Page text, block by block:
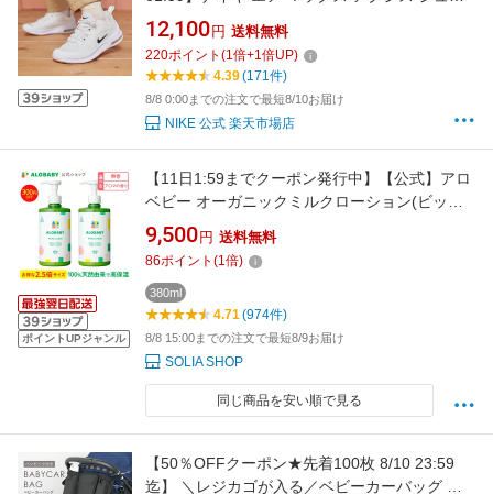
アシューズ NIKE キッズ 子ども エアマックス
AIR MAX シューズ 親子コーデ 部活 通学 白 ホ
ワイト 22.5cm-25cm ah5222-100 ライフスタ
12,100 円 送料無料
220ポイント (1倍+1倍UP)
4.39(171件)
8/8 0:00までの注文で最短8/10お届け
NIKE 公式 楽天市場店
ポイントUPジャンル
【11日1:59までクーポン発行中】【公式】アロ
ベビー オーガニックミルクローション(ビッグ
ボトル) (2本セット) ALOBABY【送料無料】ベ
ビーローション ベビー オイル クリーム ボディ
ミルク スキンケア 赤ちゃん 新生児 子供 キッズ
保湿剤 無添加【142a】
9,500 円 送料無料
86ポイント (1倍)
380ml
4.71(974件)
8/8 15:00までの注文で最短8/9お届け
SOLIA SHOP
同じ商品を安い順で見る
【50％OFFクーポン★先着100枚 8/10 23:59
迄】 ＼レジカゴが入る／ベビーカーバッグ ベ